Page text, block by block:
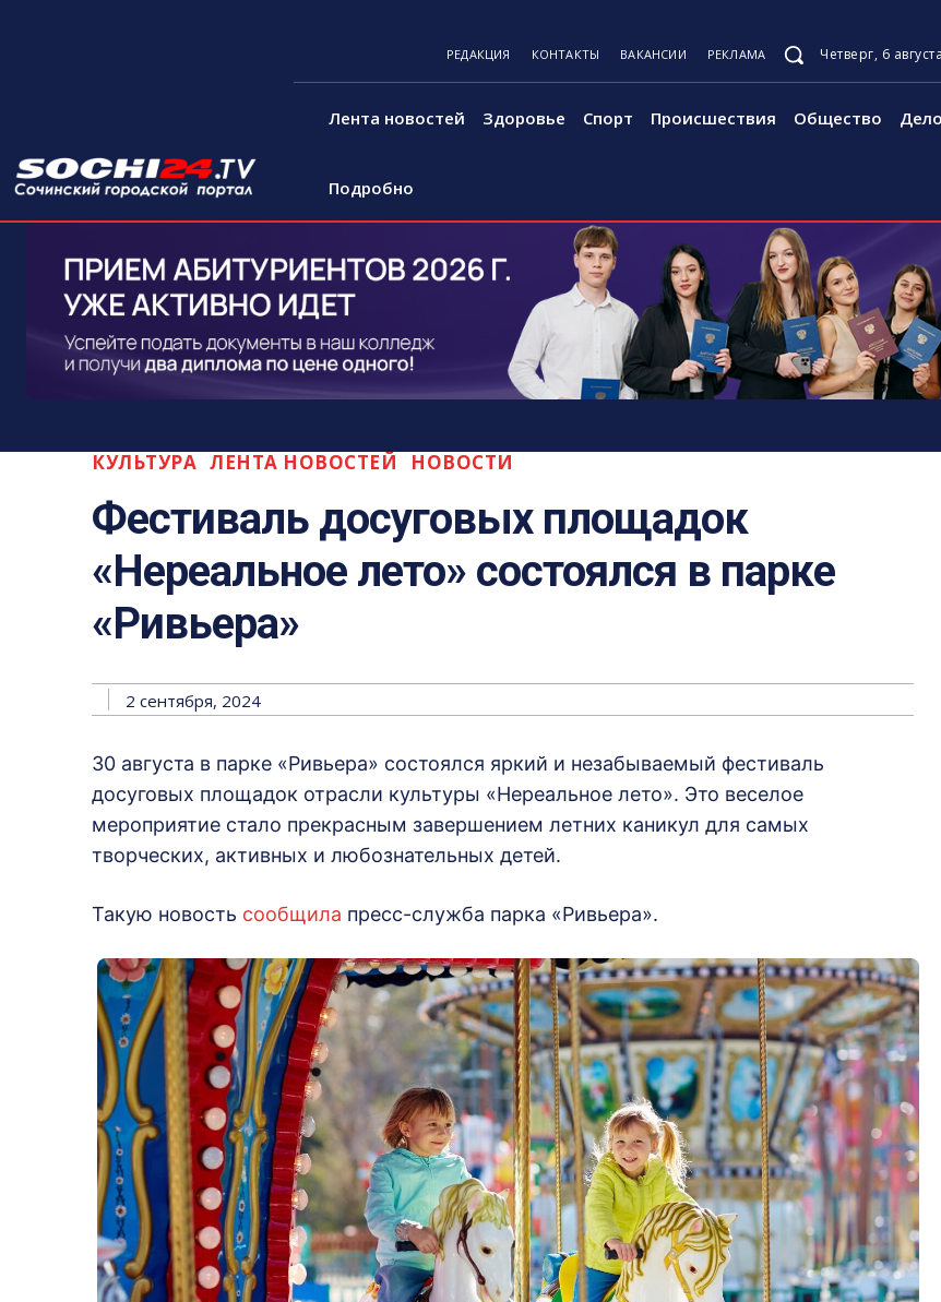
РЕДАКЦИЯ КОНТАКТЫ ВАКАНСИИ РЕКЛАМА Четверг, 6
Лента новостей Здоровье Спорт Происшествия Общество
Подробно
КУЛЬТУРА ЛЕНТА НОВОСТЕЙ НОВОСТИ
Фестиваль досуговых площадок
«Нереальное лето» состоялся в парке
«Ривьера»
2 сентября, 2024
30 августа в парке «Ривьера» состоялся яркий и незабываемый фестиваль
досуговых площадок отрасли культуры «Нереальное лето». Это веселое
мероприятие стало прекрасным завершением летних каникул для самых
творческих, активных и любознательных детей.
Такую новость сообщила пресс-служба парка «Ривьера».